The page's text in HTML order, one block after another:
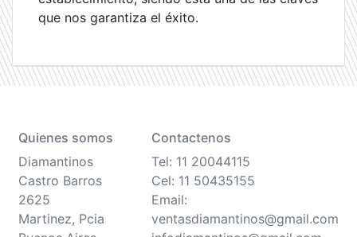
que nos garantiza el éxito.
Quienes somos
Diamantinos
Castro Barros
2625
Martinez, Pcia
Contactenos
Tel: 11 20044115
Cel: 11 50435155
Email:
ventasdiamantinos@gmail.com